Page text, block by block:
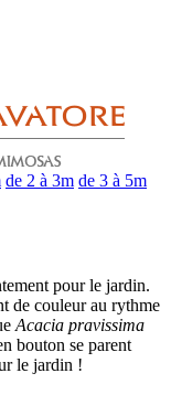
de 2 à 3m de 3 à 5m
pour le jardin.
de couleur au rythme
Acacia pravissima
bouton se parent
le jardin !